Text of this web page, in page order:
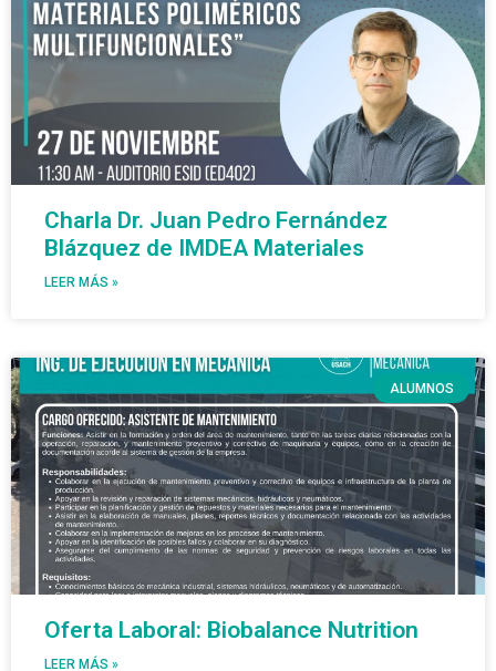
Charla Dr. Juan Pedro Fernández
Blázquez de IMDEA Materiales
LEER MÁS »
ALUMNOS
Oferta Laboral: Biobalance Nutrition
LEER MÁS »